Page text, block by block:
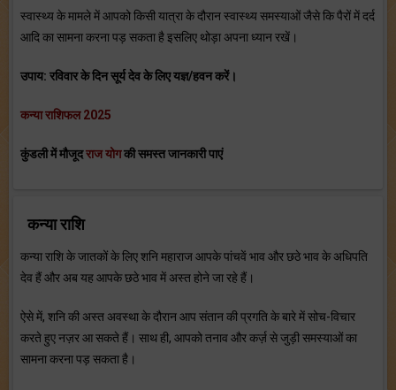
स्वास्थ्य के मामले में आपको किसी यात्रा के दौरान स्वास्थ्य समस्याओं जैसे कि पैरों में दर्द
आदि का सामना करना पड़ सकता है इसलिए थोड़ा अपना ध्यान रखें।
उपाय: रविवार के दिन सूर्य देव के लिए यज्ञ/हवन करें।
कन्या राशिफल 2025
कुंडली में मौजूदराज योगकी समस्त जानकारी पाएं
कन्या राशि
कन्या राशि के जातकों के लिए शनि महाराज आपके पांचवें भाव और छठे भाव के अधिपति
देव हैं और अब यह आपके छठे भाव में अस्त होने जा रहे हैं।
ऐसे में, शनि की अस्त अवस्था के दौरान आप संतान की प्रगति के बारे में सोच-विचार
करते हुए नज़र आ सकते हैं। साथ ही, आपको तनाव और कर्ज़ से जुड़ी समस्याओं का
सामना करना पड़ सकता है।